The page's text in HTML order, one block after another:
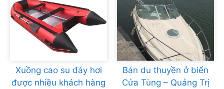
Xuồng cao su đáy hơi
được nhiều khách hàng
Bán du thuyền ở biển
Cửa Tùng – Quảng Trị